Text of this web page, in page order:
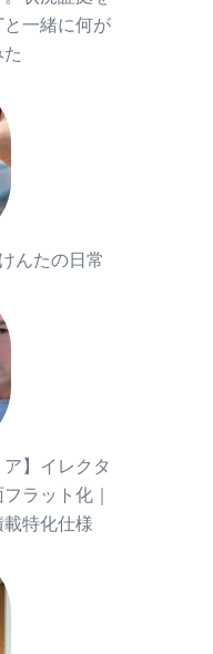
と一緒に何が
んたの日常
ア】イレクタ
ラット化｜
特化仕様